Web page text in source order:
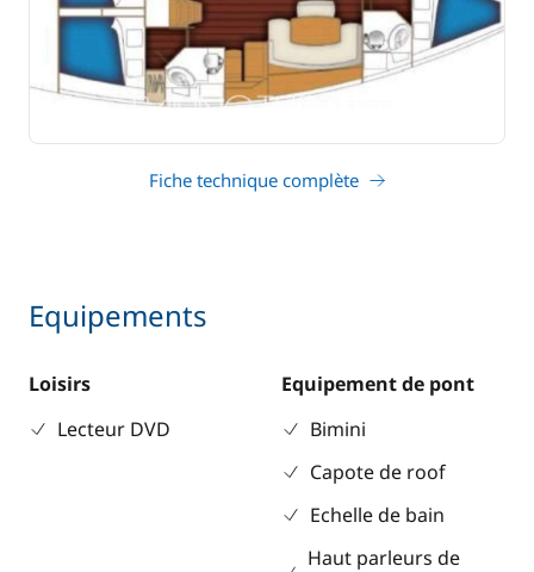
Fiche technique complète
Equipements
Loisirs
Lecteur DVD
Equipement de pont
Bimini
Capote de roof
Echelle de bain
Haut parleurs de